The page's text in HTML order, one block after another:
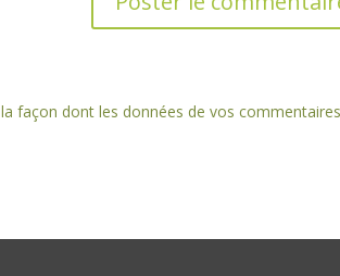
façon dont les données de vos